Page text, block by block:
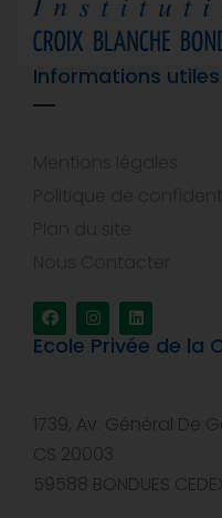
Informations utiles
Ecole Privée de la
1739, Av. Général De
CS 20003
59588 BONDUES CEDEX